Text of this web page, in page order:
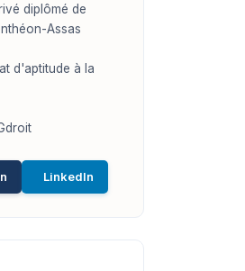
diplômé de
Assas
d'aptitude à la
LinkedIn